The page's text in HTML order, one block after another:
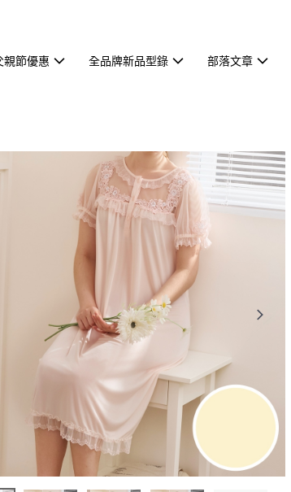
親節優惠 全品牌新品型錄 部落文章